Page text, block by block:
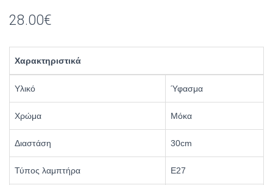
28.00€
Χαρακτηριστικά
Υλικό Ύφασμα
Χρώμα Μόκα
Διαστάση 30cm
Τύπος λαμπτήρα Ε27